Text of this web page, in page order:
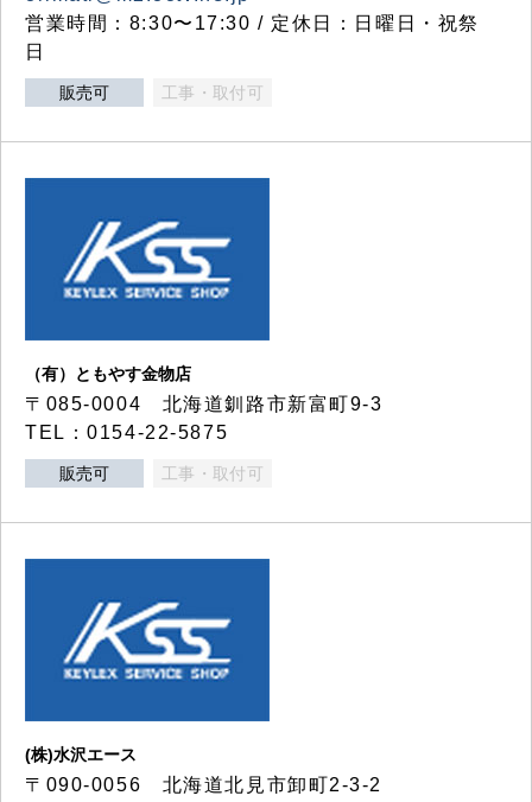
営業時間：8:30〜17:30 / 定休日：日曜日・祝祭
日
販売可 工事・取付可
（有）ともやす金物店
〒085-0004 北海道釧路市新富町9-3
TEL：0154-22-5875
販売可 工事・取付可
(株)水沢エース
〒090-0056 北海道北見市卸町2-3-2